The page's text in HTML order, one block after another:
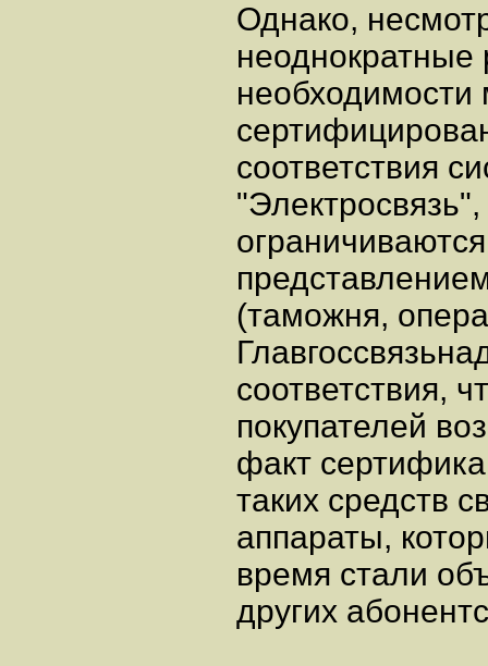
Однако,
неоднократные
необходимости
соответствия
ограничиваются
(таможня,
соответствия,
покупателей
факт
таких средств
аппараты,
время стали
других